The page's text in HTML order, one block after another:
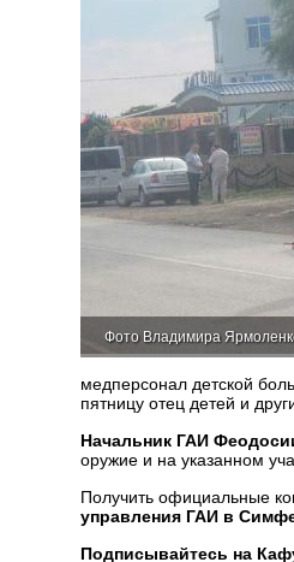
Фото Владимира
медперсонал детской
пятницу отец детей и
Начальник ГАИ
оружие и на указанном
Получить официальные
управления ГАИ в
Подписывайтесь на